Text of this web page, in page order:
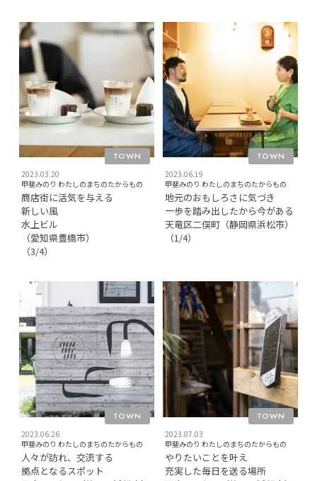
2023.03.20
TOWN
甲斐みのり わたしのまちのたからもの
商店街に活気を与える
新しい風
水上ビル
（愛知県豊橋市）
（3/4）
2023.06.19
TOWN
甲斐みのり わたしのまちのたからもの
地元のおもしろさに気づき
一歩を踏み出したから今がある
天竜区二俣町（静岡県浜松市）
（1/4）
2023.06.26
TOWN
甲斐みのり わたしのまちのたからもの
人々が訪れ、交流する
拠点となるスポット
2023.07.03
TOWN
甲斐みのり わたしのまちのたからもの
やりたいことを叶え
充実した毎日を送る場所